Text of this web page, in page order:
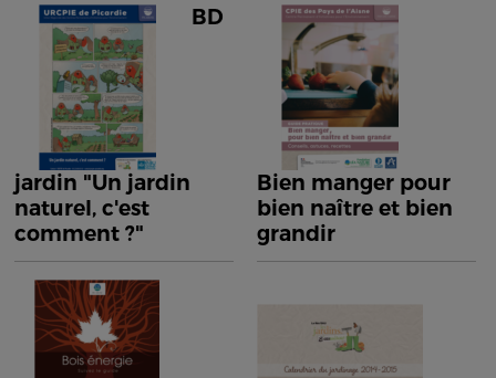
BD
jardin "Un jardin
naturel, c'est
comment ?"
Bien manger pour
bien naître et bien
grandir